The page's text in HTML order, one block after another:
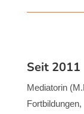
Seit 2011
Mediatorin
Fortbildungen,